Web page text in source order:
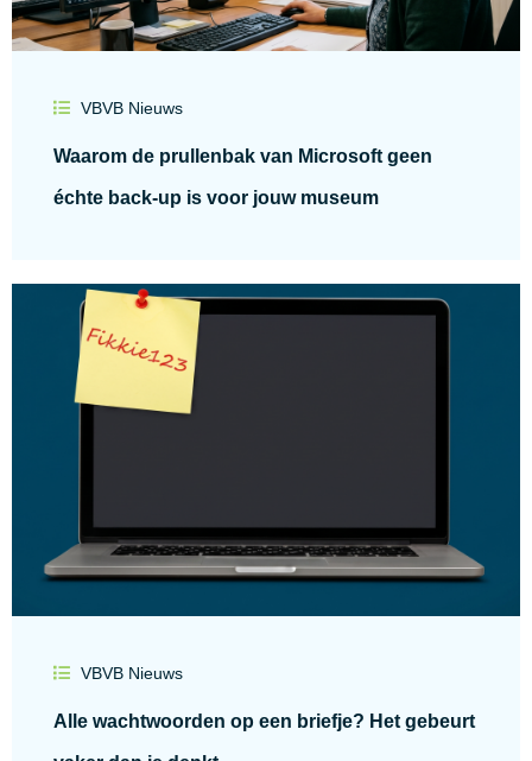
VBVB Nieuws
Waarom de prullenbak van Microsoft geen
échte back-up is voor jouw museum
VBVB Nieuws
Alle wachtwoorden op een briefje? Het gebeurt